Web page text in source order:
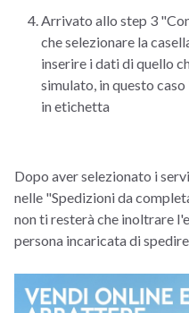
Arrivato allo step 3
che selezionare la
inserire i dati di quello
simulato, in questo
in etichetta
Dopo aver selezionato i
nelle "Spedizioni da
non ti resterà che inoltrare
persona incaricata di